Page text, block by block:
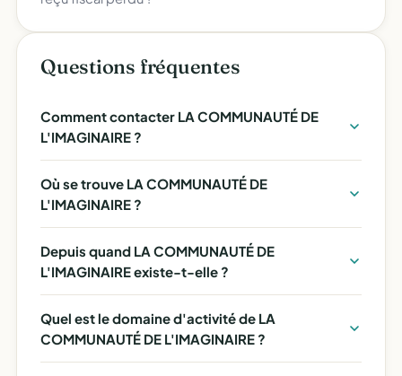
Questions fréquentes
Comment contacter LA COMMUNAUTÉ DE
L'IMAGINAIRE ?
Où se trouve LA COMMUNAUTÉ DE
L'IMAGINAIRE ?
Depuis quand LA COMMUNAUTÉ DE
L'IMAGINAIRE existe-t-elle ?
Quel est le domaine d'activité de LA
COMMUNAUTÉ DE L'IMAGINAIRE ?